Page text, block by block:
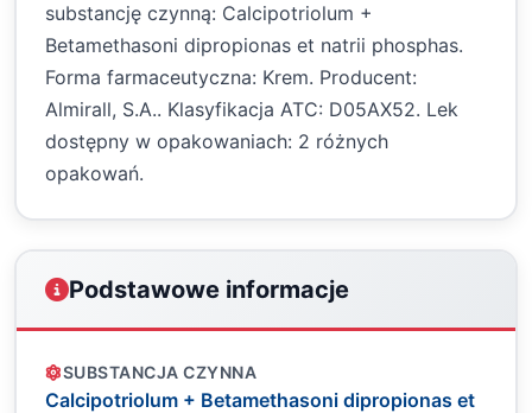
substancję czynną: Calcipotriolum +
Betamethasoni dipropionas et natrii phosphas.
Forma farmaceutyczna: Krem. Producent:
Almirall, S.A.. Klasyfikacja ATC: D05AX52. Lek
dostępny w opakowaniach: 2 różnych
opakowań.
Podstawowe informacje
SUBSTANCJA CZYNNA
Calcipotriolum + Betamethasoni dipropionas et